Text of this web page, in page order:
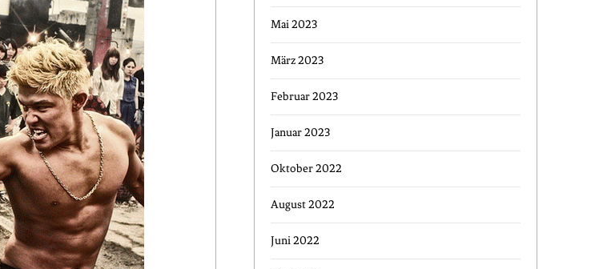
Mai 2023
März 2023
Februar 2023
Januar 2023
Oktober 2022
August 2022
Juni 2022